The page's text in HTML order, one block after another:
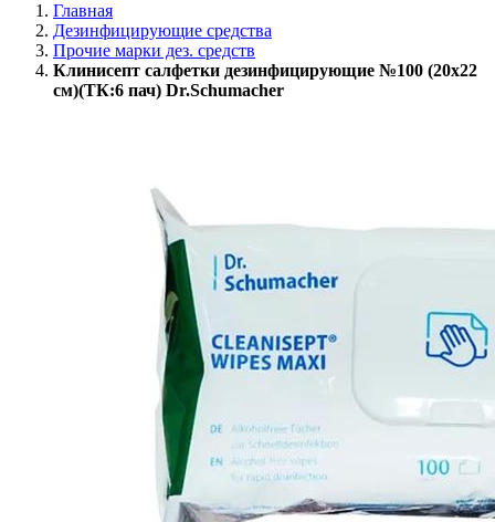
Главная
Дезинфицирующие средства
Прочие марки дез. средств
Клинисепт салфетки дезинфицирующие №100 (20х22
см)(ТК:6 пач) Dr.Schumacher